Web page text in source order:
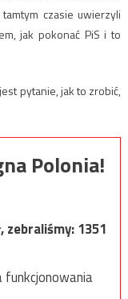
czasie uwierzyli
jak pokonać PiS i to
pytanie, jak to zrobić,
Polonia!
zebraliśmy:1351